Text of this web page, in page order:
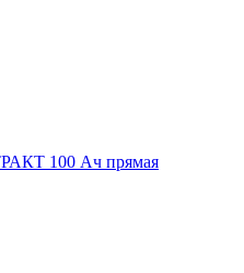
100 Ач прямая